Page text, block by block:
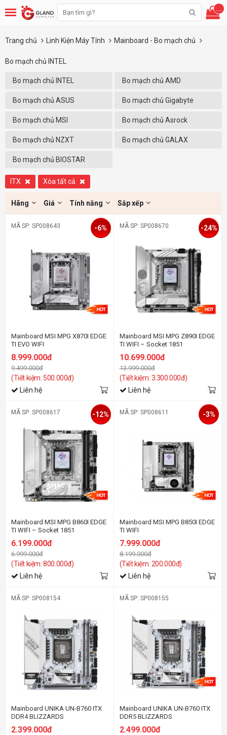
...
Trang chủ Linh Kiện Máy Tính Mainboard - Bo mạch chủ
Bo mạch chủ INTEL
Bo mạch chủ INTEL Bo mạch chủ AMD
Bo mạch chủ ASUS Bo mạch chủ Gigabyte
Bo mạch chủ MSI Bo mạch chủ Asrock
Bo mạch chủ NZXT Bo mạch chủ GALAX
Bo mạch chủ BIOSTAR
ITX Xóa tất cả
Hãng Giá Tính năng Sắp xếp
MÃ SP: SP008643
Mainboard MSI MPG X870I EDGE
TI EVO WIFI
8.999.000đ
9.499.000đ
(Tiết kiệm: 500.000đ)
-6%
Liên hệ
MÃ SP: SP008670
Mainboard MSI MPG Z890I EDGE
TI WIFI – Socket 1851
10.699.000đ
13.999.000đ
(Tiết kiệm: 3.300.000đ)
-24%
Liên hệ
MÃ SP: SP008617
Mainboard MSI MPG B860I EDGE
TI WIFI – Socket 1851
6.199.000đ
6.999.000đ
(Tiết kiệm: 800.000đ)
-12%
Liên hệ
MÃ SP: SP008611
Mainboard MSI MPG B850I EDGE
TI WIFI
7.999.000đ
8.199.000đ
(Tiết kiệm: 200.000đ)
-3%
Liên hệ
MÃ SP: SP008154
Mainboard UNIKA UN-B760 ITX
DDR4 BLIZZARDS
2.399.000đ
MÃ SP: SP008155
Mainboard UNIKA UN-B760 ITX
DDR5 BLIZZARDS
2.499.000đ